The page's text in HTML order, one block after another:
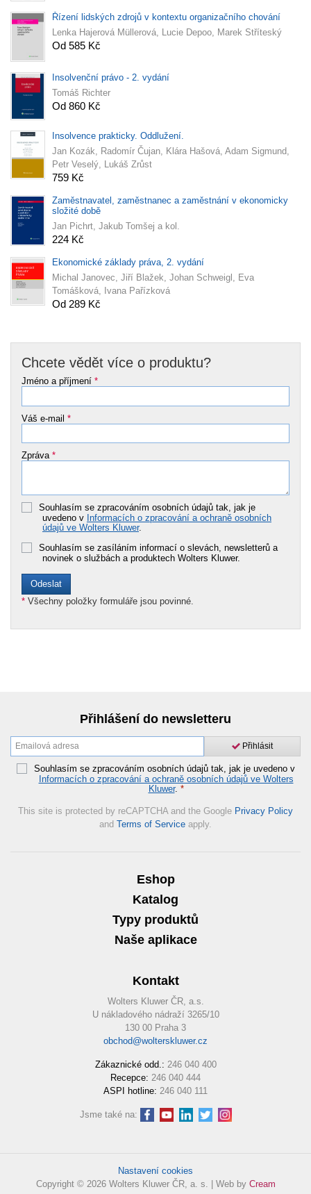
Řízení lidských zdrojů v kontextu organizačního chování
Lenka Hajerová Müllerová, Lucie Depoo, Marek Stříteský
Od 585 Kč
Insolvenční právo - 2. vydání
Tomáš Richter
Od 860 Kč
Insolvence prakticky. Oddlužení.
Jan Kozák, Radomír Čujan, Klára Hašová, Adam Sigmund,
Petr Veselý, Lukáš Zrůst
759 Kč
Zaměstnavatel, zaměstnanec a zaměstnání v ekonomicky
složité době
Jan Pichrt, Jakub Tomšej a kol.
224 Kč
Ekonomické základy práva, 2. vydání
Michal Janovec, Jiří Blažek, Johan Schweigl, Eva
Tomášková, Ivana Pařízková
Od 289 Kč
Chcete vědět více o produktu?
Jméno a příjmení *
Váš e-mail *
Zpráva *
Souhlasím se zpracováním osobních údajů tak, jak je
uvedeno v Informacích o zpracování a ochraně osobních
údajů ve Wolters Kluwer.
Souhlasím se zasíláním informací o slevách, newsletterů a
novinek o službách a produktech Wolters Kluwer.
* Všechny položky formuláře jsou povinné.
Přihlášení do newsletteru
Přihlásit
Souhlasím se zpracováním osobních údajů tak, jak je uvedeno v
Informacích o zpracování a ochraně osobních údajů ve Wolters
Kluwer. *
This site is protected by reCAPTCHA and the Google Privacy Policy
and Terms of Service apply.
Eshop
Katalog
Typy produktů
Naše aplikace
Kontakt
Wolters Kluwer ČR, a.s.
U nákladového nádraží 3265/10
130 00 Praha 3
obchod@wolterskluwer.cz
Zákaznické odd.: 246 040 400
Recepce: 246 040 444
ASPI hotline: 246 040 111
Jsme také na:
Nastavení cookies
Copyright © 2026 Wolters Kluwer ČR, a. s. | Web by Cream